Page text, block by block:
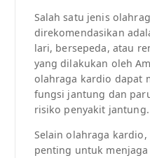
Salah satu jenis
direkomendasikan
lari, bersepeda, atau
yang dilakukan oleh
olahraga kardio dapat
fungsi jantung dan
risiko penyakit jantung.
Selain olahraga
penting untuk